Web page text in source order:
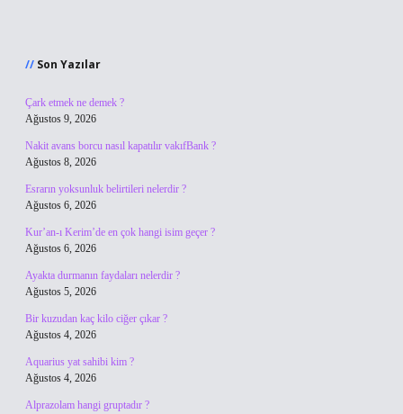
Son Yazılar
Çark etmek ne demek ?
Ağustos 9, 2026
Nakit avans borcu nasıl kapatılır vakıfBank ?
Ağustos 8, 2026
Esrarın yoksunluk belirtileri nelerdir ?
Ağustos 6, 2026
Kur’an-ı Kerim’de en çok hangi isim geçer ?
Ağustos 6, 2026
Ayakta durmanın faydaları nelerdir ?
Ağustos 5, 2026
Bir kuzudan kaç kilo ciğer çıkar ?
Ağustos 4, 2026
Aquarius yat sahibi kim ?
Ağustos 4, 2026
Alprazolam hangi gruptadır ?